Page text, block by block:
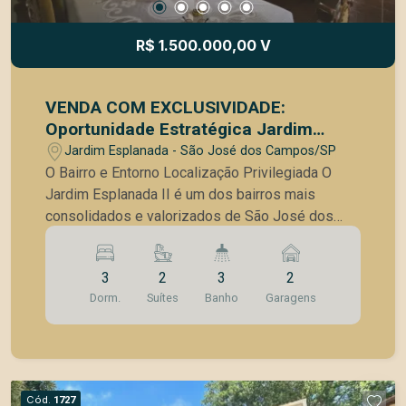
R$ 1.500.000,00 V
VENDA COM EXCLUSIVIDADE:
Oportunidade Estratégica Jardim
Esplanada II Localização Premium e
Zona Mista
Jardim Esplanada - São José dos Campos/SP
O Bairro e Entorno Localização Privilegiada O
Jardim Esplanada II é um dos bairros mais
consolidados e valorizados de São José dos
Campos. Sua infraestrutura completa e
arborizada oferece uma qualidade de vida
singular, unindo o charme residencial a uma rede
de serviços de altíssimo nível. -Conveniência
Extrema: Localizada na Rua Laurent Martins, ao
exatamente em frente ao Colégio Anglo e a curta
3
Dorm.
2
Suítes
3
Banho
2
Garagens
Cód. 1727